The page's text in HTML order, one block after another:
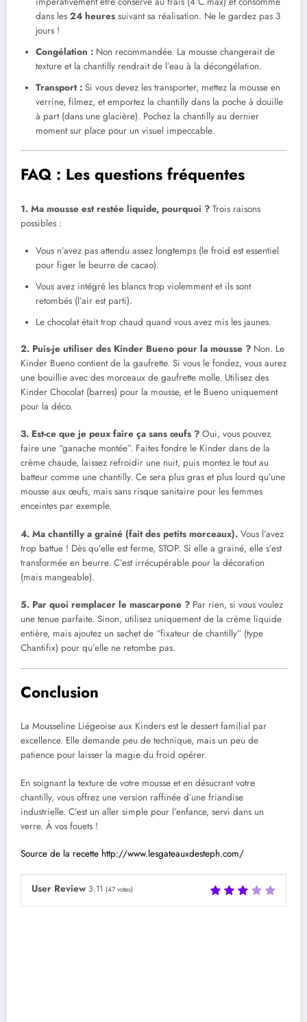
dans les 24 heures suivant sa réalisation. Ne le gardez pas 3
jours !
Congélation : Non recommandée. La mousse changerait de
texture et la chantilly rendrait de l’eau à la décongélation.
Transport : Si vous devez les transporter, mettez la mousse en
verrine, filmez, et emportez la chantilly dans la poche à douille
à part (dans une glacière). Pochez la chantilly au dernier
moment sur place pour un visuel impeccable.
FAQ : Les questions fréquentes
1. Ma mousse est restée liquide, pourquoi ? Trois raisons
possibles :
Vous n’avez pas attendu assez longtemps (le froid est essentiel
pour figer le beurre de cacao).
Vous avez intégré les blancs trop violemment et ils sont
retombés (l’air est parti).
Le chocolat était trop chaud quand vous avez mis les jaunes.
2. Puis-je utiliser des Kinder Bueno pour la mousse ? Non. Le
Kinder Bueno contient de la gaufrette. Si vous le fondez, vous aurez
une bouillie avec des morceaux de gaufrette molle. Utilisez des
Kinder Chocolat (barres) pour la mousse, et le Bueno uniquement
pour la déco.
3. Est-ce que je peux faire ça sans œufs ? Oui, vous pouvez
faire une “ganache montée”. Faites fondre le Kinder dans de la
crème chaude, laissez refroidir une nuit, puis montez le tout au
batteur comme une chantilly. Ce sera plus gras et plus lourd qu’une
mousse aux œufs, mais sans risque sanitaire pour les femmes
enceintes par exemple.
4. Ma chantilly a grainé (fait des petits morceaux). Vous l’avez
trop battue ! Dès qu’elle est ferme, STOP. Si elle a grainé, elle s’est
transformée en beurre. C’est irrécupérable pour la décoration
(mais mangeable).
5. Par quoi remplacer le mascarpone ? Par rien, si vous voulez
une tenue parfaite. Sinon, utilisez uniquement de la crème liquide
entière, mais ajoutez un sachet de “fixateur de chantilly” (type
Chantifix) pour qu’elle ne retombe pas.
Conclusion
La Mousseline Liégeoise aux Kinders est le dessert familial par
excellence. Elle demande peu de technique, mais un peu de
patience pour laisser la magie du froid opérer.
En soignant la texture de votre mousse et en désucrant votre
chantilly, vous offrez une version raffinée d’une friandise
industrielle. C’est un aller simple pour l’enfance, servi dans un
verre. À vos fouets !
Source de la recette http://www.lesgateauxdesteph.com/
User Review 3.11 (47 votes)